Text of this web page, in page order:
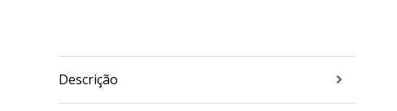
Descrição